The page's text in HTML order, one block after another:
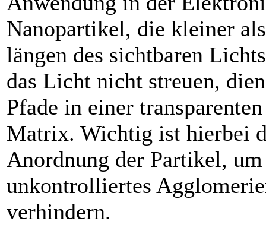
Nanopartikel, die kleiner
längen des sichtbaren
das Licht nicht streuen,
Pfade in einer
Matrix. Wichtig ist hierbei
Anordnung der Partikel,
unkontrolliertes
verhindern.